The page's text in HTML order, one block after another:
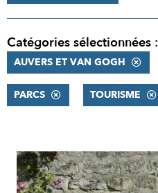
Catégories sélectionnées :
AUVERS ET VAN GOGH
PARCS TOURISME
RÉSULTATS